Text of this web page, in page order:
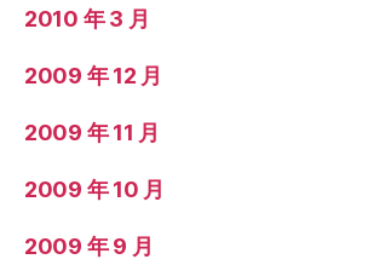
2010 年 3 月
2009 年 12 月
2009 年 11 月
2009 年 10 月
2009 年 9 月